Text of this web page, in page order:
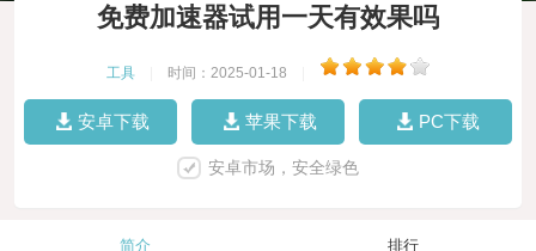
免费加速器试用一天有效果吗
工具 时间：2025-01-18
安卓下载 苹果下载 PC下载
安卓市场，安全绿色
简介 排行